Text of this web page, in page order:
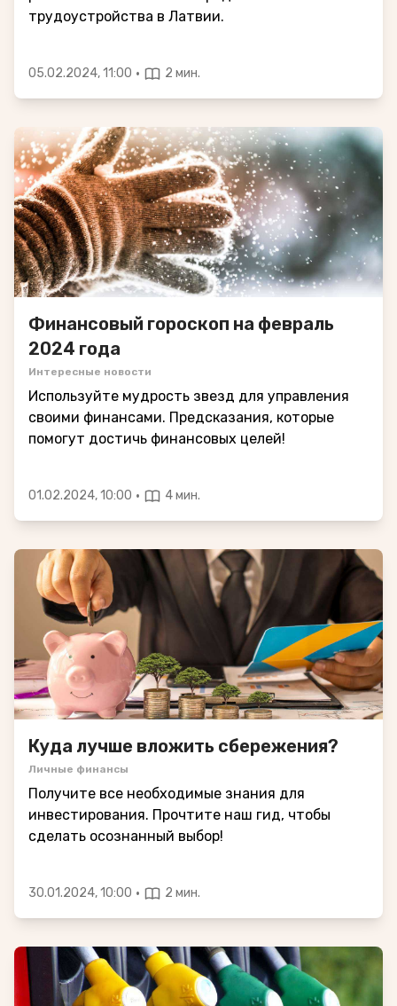
трудоустройства в Латвии.
05.02.2024, 11:00 · 2 мин.
Финансовый гороскоп на февраль
2024 года
Интересные новости
Используйте мудрость звезд для управления
своими финансами. Предсказания, которые
помогут достичь финансовых целей!
01.02.2024, 10:00 · 4 мин.
Куда лучше вложить сбережения?
Личные финансы
Получите все необходимые знания для
инвестирования. Прочтите наш гид, чтобы
сделать осознанный выбор!
30.01.2024, 10:00 · 2 мин.